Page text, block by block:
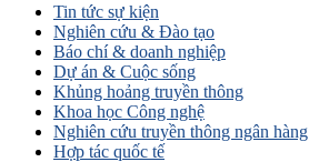
Tin tức sự kiện
Nghiên cứu & Đào tạo
Báo chí & doanh nghiệp
Dự án & Cuộc sống
Khủng hoảng truyền thông
Khoa học Công nghệ
Nghiên cứu truyền thông ngân hàng
Hợp tác quốc tế